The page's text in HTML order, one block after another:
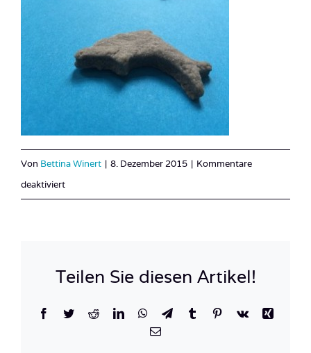
Von Bettina Winert | 8. Dezember 2015 | Kommentare
deaktiviertfür
Teilen Sie diesen Artikel!
Facebook
TwitterRedditLinkedInWhatsApp
TelegramTumblrPinterest
Vk
Xing
E-